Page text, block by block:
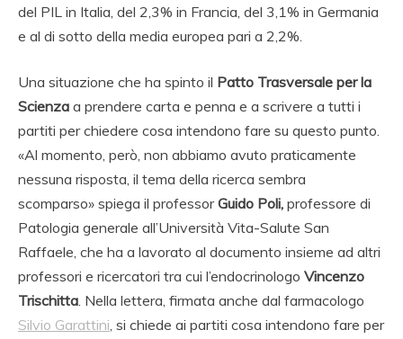
del PIL in Italia, del 2,3% in Francia, del 3,1% in Germania
e al di sotto della media europea pari a 2,2%.
Una situazione che ha spinto il Patto Trasversale per la
Scienza a prendere carta e penna e a scrivere a tutti i
partiti per chiedere cosa intendono fare su questo punto.
«Al momento, però, non abbiamo avuto praticamente
nessuna risposta, il tema della ricerca sembra
scomparso» spiega il professorGuido Poli, professore di
Patologia generale all’Università Vita-Salute San
Raffaele, che ha a lavorato al documento insieme ad altri
professori e ricercatori tra cui l’endocrinologo Vincenzo
Trischitta. Nella lettera, firmata anche dal farmacologo
Silvio Garattini, si chiede ai partiti cosa intendono fare per